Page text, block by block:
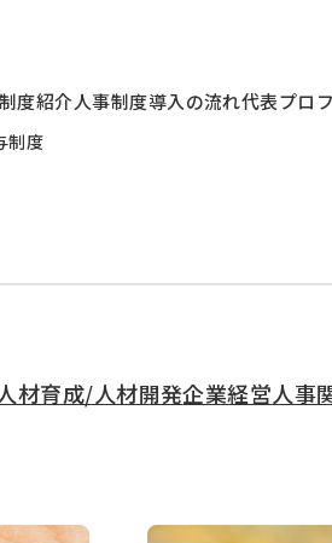
度紹介人事制度導入の流れ代表プロ
制度
材育成/人材開発企業経営人事